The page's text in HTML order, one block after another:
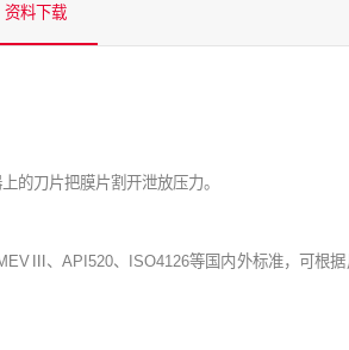
资料下载
的刀片把膜片割开泄放压力。
、API520、ISO4126等国内外标准，可根